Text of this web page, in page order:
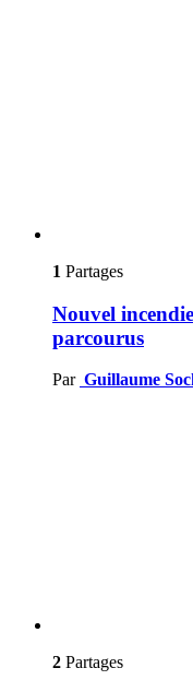
1 Partages
Nouvel
parcourus
Par Guillaume
2 Partages